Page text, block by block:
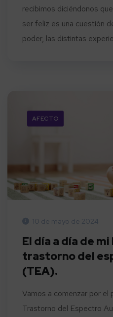
recibimos diciéndonos
ser feliz es una cuestión
poder, las distintas
AFECTO
10 de mayo de 2024
El día a día de mi
trastorno del
(TEA).
Vamos a comenzar por el
Trastorno del Espectro